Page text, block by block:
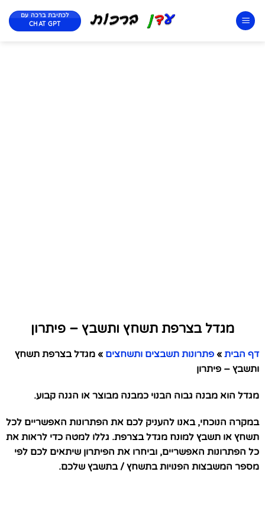
לכתיבת ברכה עם
CHAT GPT
מגדל בצרפת תשחץ ותשבץ – פיתרון
דף הבית » פתרונות תשבצים ותשחצים » מגדל בצרפת תשחץ
ותשבץ – פיתרון
מגדל הוא מבנה גבוה הבנוי כמבנה מבוצר או הגנה קבוע.
במקרה הנוכחי, באנו להעניק לכם את הפתרונות האפשריים לכל
תשחץ או תשבץ למונח מגדל בצרפת. גללו למטה כדי לראות את
כל הפתרונות האפשריים, וביחרו את הפיתרון שיתאים לכם לפי
מספר המשבצות הפנויות בתשחץ / בתשבץ שלכם.